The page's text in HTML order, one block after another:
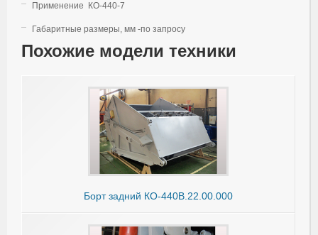
Применение КО-440-7
Габаритные размеры, мм -по запросу
Похожие модели техники
Борт задний КО-440В.22.00.000